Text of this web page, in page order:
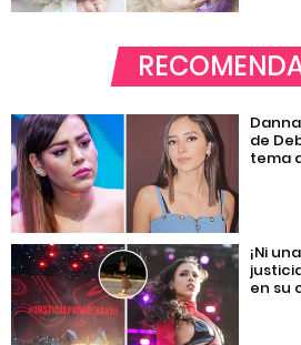
de
tema
¡Ni
en su